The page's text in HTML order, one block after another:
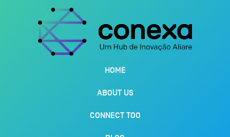
HOME
ABOUT US
CONNECT TOO